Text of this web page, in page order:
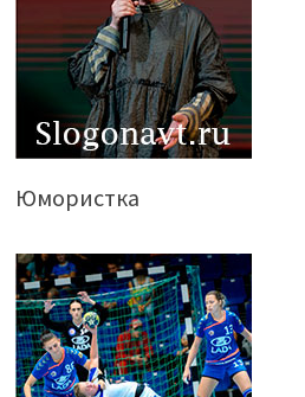
Юмористка